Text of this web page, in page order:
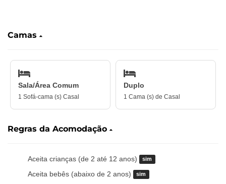
Camas
Sala/Área Comum
1 Sofá-cama (s) Casal
Duplo
1 Cama (s) de Casal
Regras da Acomodação
Aceita crianças (de 2 até 12 anos) sim
Aceita bebês (abaixo de 2 anos) sim